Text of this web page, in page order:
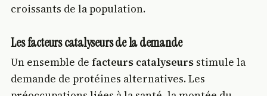
croissants de la population.
Les facteurs catalyseurs de la demande
Un ensemble defacteurs catalyseurs stimule la
demande de protéines alternatives. Les